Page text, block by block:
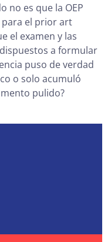
no es que la OEP
para el prior art
el examen y las
a formular
puso de verdad
o solo acumuló
pulido?